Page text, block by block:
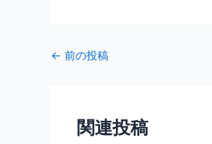
b
k
← 前の投稿
関連投稿